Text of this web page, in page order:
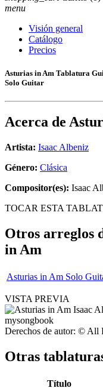
menu
Visión general
Catálogo
Precios
Asturias in Am Tablatura
Solo Guitar
Acerca de
Artista: Isaac Albeniz
Género: Clásica
Compositor(es): Isaac
TOCAR ESTA
Otros arreglos
in Am
Asturias in Am Solo
VISTA PREVIA
Derechos de autor: © All
Otras
Título